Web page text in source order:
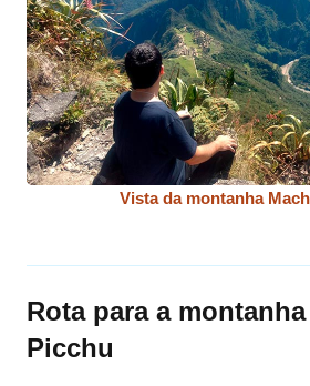
Vista da montanha
Rota para a
Picchu